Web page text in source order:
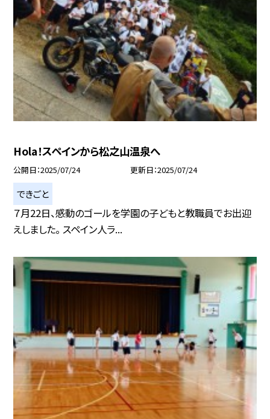
Hola！スペインから松之山温泉へ
公開日 2025/07/24 更新日 2025/07/24
できごと
７月22日、感動のゴールを学園の子どもと教職員でお出迎
えしました。 スペイン人ラ...